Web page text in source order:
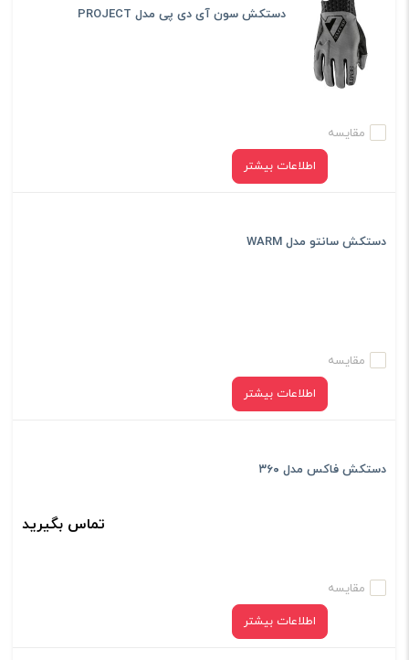
دستکش سون آی دی پی مدل PROJECT
مقایسه
اطلاعات بیشتر
دستکش سانتو مدل WARM
مقایسه
اطلاعات بیشتر
دستکش فاکس مدل ۳۶۰
تماس بگیرید
مقایسه
اطلاعات بیشتر